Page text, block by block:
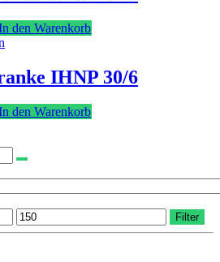
den Warenkorb
IHNP 30/6
den Warenkorb
Max.
Preis
Filter